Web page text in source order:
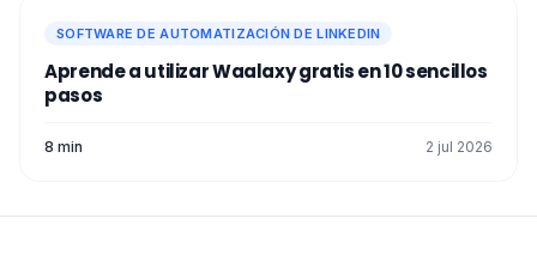
SOFTWARE DE AUTOMATIZACIÓN DE LINKEDIN
Aprende a utilizar Waalaxy gratis en 10 sencillos
pasos
8 min 2 jul 2026